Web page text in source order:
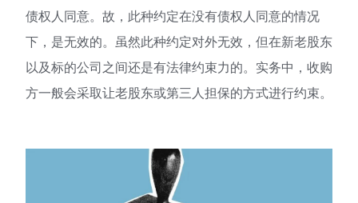
债权人同意。故，此种约定在没有债权人同意的情况
下，是无效的。虽然此种约定对外无效，但在新老股东
以及标的公司之间还是有法律约束力的。实务中，收购
方一般会采取让老股东或第三人担保的方式进行约束。